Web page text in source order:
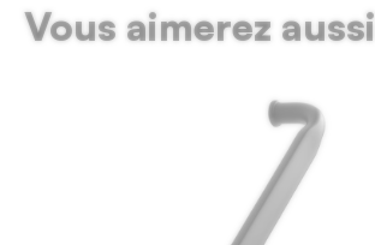
Vous aimerez aussi